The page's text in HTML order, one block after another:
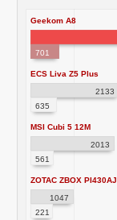
Geekom A8
701
ECS Liva Z5 Plus
2133
635
MSI Cubi 5 12M
2013
561
ZOTAC ZBOX PI430AJ
1047
221